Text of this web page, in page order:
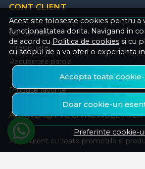
Acest site foloseste cookies pentru a
functionalitatea dorita. Navigand in
de acord cu Politica de cookies si cu
cu scopul de a va oferi o experienta
Accepta toate
Doar cookie-uri
Preferinte cookie-
CONT CLIENT
Contul meu
Inregistrare
Recuperare parola
Istoric comenzi
Produse favorite
ABONEAZA-TE LA NEWSLETTER
Fii la curent cu toate promotiile si